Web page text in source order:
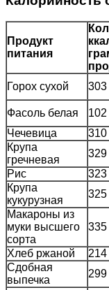
Продукт
питания
Горох сухой
303
Фасоль белая 102
Чечевица
310
Крупа
гречневая
329
Рис
323
Крупа
кукурузная
325
Макароны из
муки высшего
сорта
335
Хлеб ржаной 214
Сдобная
выпечка
299